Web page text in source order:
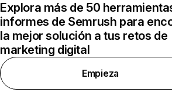
Explora más de 50
informes de Semrush para
la mejor solución a tus retos de
marketing digital
Empieza